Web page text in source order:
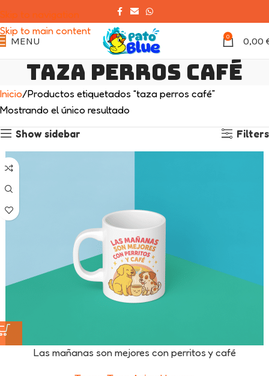
Skip to navigation
Skip to main content
MENU 0 0,00
taza perros café
Inicio Productos etiquetados “taza perros café”
Mostrando el único resultado
Show sidebar
Filters
Las mañanas son mejores con perritos y café